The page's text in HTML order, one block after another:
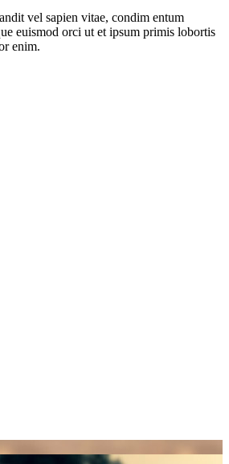
vel sapien vitae, condim entum
euismod orci ut et ipsum primis lobortis
enim.